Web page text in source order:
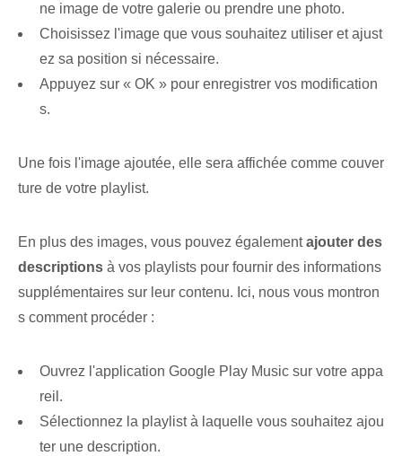
ne image de votre galerie ou prendre une photo.
Choisissez l'image que vous souhaitez utiliser et ajust
ez sa position si nécessaire.
Appuyez sur « OK » pour enregistrer vos modification
s.
Une fois l'⁢image ajoutée, elle sera affichée comme couver
ture de votre⁤ playlist.
En plus des images, vous pouvez égalementajouter⁢ des
descriptions à vos playlists pour fournir des informations
supplémentaires sur leur contenu. Ici, nous vous montron
s comment procéder :
Ouvrez l'application Google Play Music sur votre appa
reil.
Sélectionnez la playlist à laquelle vous souhaitez ajou
ter une description.